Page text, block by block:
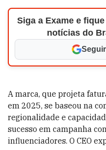
Siga a Exame e
notícias do
A marca, que projeta
em 2025, se baseou na
regionalidade e
sucesso em campanha
influenciadores. O CEO